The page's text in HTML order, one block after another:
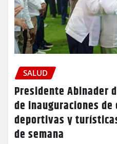
SALUD
Presidente Abinader
de inauguraciones
deportivas y
de semana